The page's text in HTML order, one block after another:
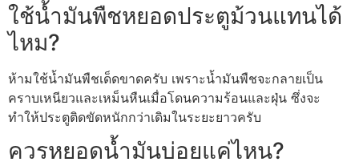
ใช้น้ำมันพืชหยอดประตูม้วนแทนได้
ไหม?
ห้ามใช้น้ำมันพืชเด็ดขาดครับ เพราะน้ำมันพืชจะกลายเป็น
คราบเหนียวและเหม็นหืนเมื่อโดนความร้อนและฝุ่น ซึ่งจะ
ทำให้ประตูติดขัดหนักกว่าเดิมในระยะยาวครับ
ควรหยอดน้ำมันบ่อยแค่ไหน?